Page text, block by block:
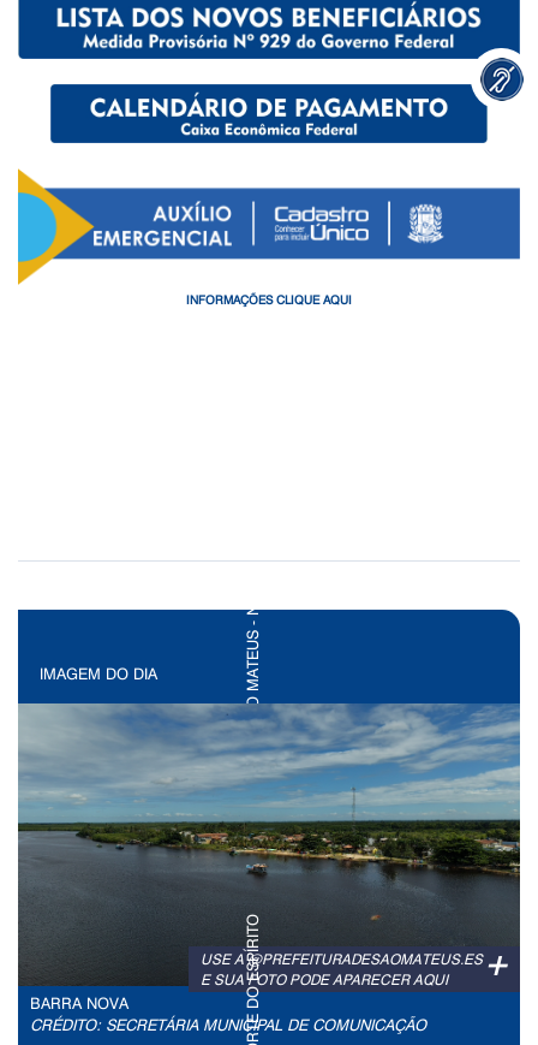
INFORMAÇÕES CLIQUE AQUI
IMAGEM DO DIA
+
USE A @PREFEITURADESAOMATEUS.ES
E SUA FOTO PODE APARECER AQUI
BARRA NOVA
CRÉDITO: SECRETÁRIA MUNICIPAL DE COMUNICAÇÃO